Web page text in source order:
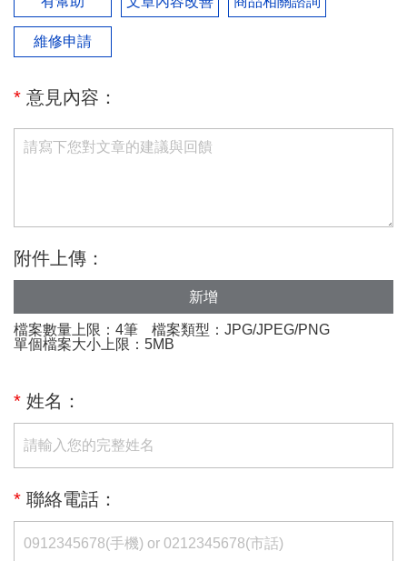
維修申請
* 意見內容：
附件上傳：
新增
檔案數量上限：4筆
檔案類型：JPG/JPEG/PNG
單個檔案大小上限：5MB
* 姓名：
* 聯絡電話：